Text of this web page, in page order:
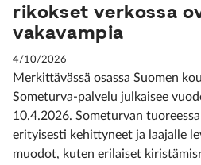
rikokset verkossa
vakavampia
4/10/2026
Merkittävässä osassa Suomen
Someturva-palvelu julkaisee
10.4.2026. Someturvan
erityisesti kehittyneet ja laajalle
muodot, kuten erilaiset